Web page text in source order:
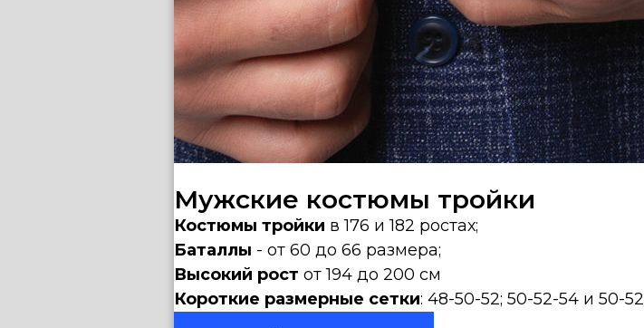
Мужские костюмы тройки
Костюмы тройки в 176 и 182 ростах;
Баталлы - от 60 до 66 размера;
Высокий рост от 194 до 200 см
Короткие размерные сетки: 48-50-52; 50-52-54 и 50-52